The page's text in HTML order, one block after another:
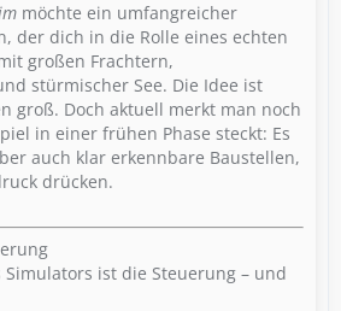
möchte ein umfangreicher
der dich in die Rolle eines echten
großen Frachtern,
stürmischer See. Die Idee ist
groß. Doch aktuell merkt man noch
in einer frühen Phase steckt: Es
auch klar erkennbare Baustellen,
drücken.
Simulators ist die Steuerung – und